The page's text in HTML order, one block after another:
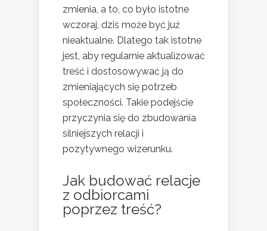
zmienia, a to, co było istotne
wczoraj, dziś może być już
nieaktualne. Dlatego tak istotne
jest, aby regularnie aktualizować
treść i dostosowywać ją do
zmieniających się potrzeb
społeczności. Takie podejście
przyczynia się do zbudowania
silniejszych relacji i
pozytywnego wizerunku.
Jak budować relacje
z odbiorcami
poprzez treść?